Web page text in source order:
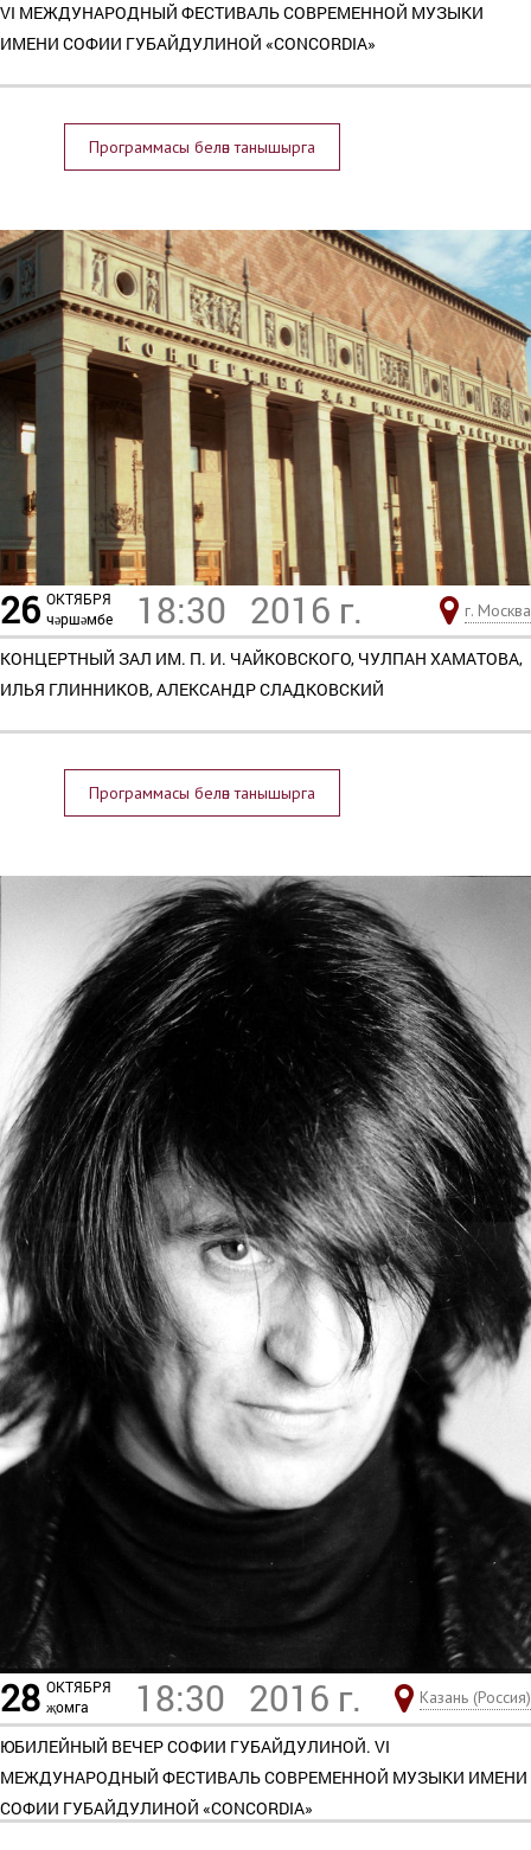
VI МЕЖДУНАРОДНЫЙ ФЕСТИВАЛЬ СОВРЕМЕННОЙ МУЗЫКИ
ИМЕНИ СОФИИ ГУБАЙДУЛИНОЙ «CONCORDIA»
Программасы белән танышырга
26 ОКТЯБРЯ
чәршәмбе
18:30 2016 г. г. Москва
КОНЦЕРТНЫЙ ЗАЛ ИМ. П. И. ЧАЙКОВСКОГО, ЧУЛПАН ХАМАТОВА,
ИЛЬЯ ГЛИННИКОВ, АЛЕКСАНДР СЛАДКОВСКИЙ
Программасы белән танышырга
28 ОКТЯБРЯ
җомга
18:30 2016 г. Казань (Россия)
ЮБИЛЕЙНЫЙ ВЕЧЕР СОФИИ ГУБАЙДУЛИНОЙ. VI
МЕЖДУНАРОДНЫЙ ФЕСТИВАЛЬ СОВРЕМЕННОЙ МУЗЫКИ ИМЕНИ
СОФИИ ГУБАЙДУЛИНОЙ «CONCORDIA»